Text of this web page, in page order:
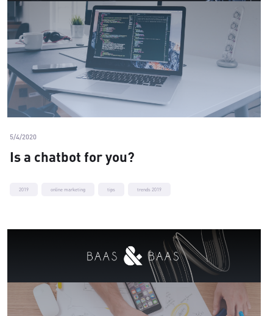
2019 online marketing tips trends 2019
5/4/2020
Is a chatbot for you?